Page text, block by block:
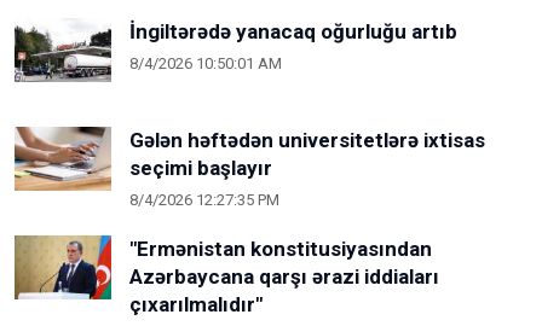
İngiltərədə yanacaq oğurluğu artıb
8/4/2026 10:50:01 AM
Gələn həftədən universitetlərə ixtisas
seçimi başlayır
8/4/2026 12:27:35 PM
"Ermənistan konstitusiyasından
Azərbaycana qarşı ərazi iddiaları
çıxarılmalıdır"